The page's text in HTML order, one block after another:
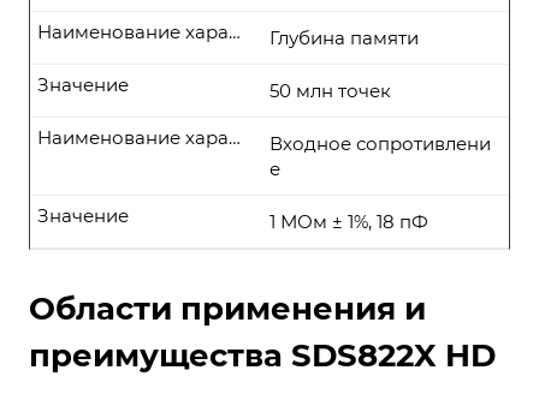
Глубина памяти
Наименование характеристики
50 млн точек
Значение
Входное сопротивлени
е
Наименование характеристики
1 МОм ± 1%, 18 пФ
Значение
Области применения и
преимущества SDS822X HD